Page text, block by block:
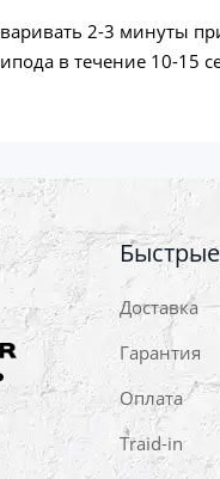
2-3 минуты
в течение 10-15
Доставка
Гарантия
Оплата
Traid-in